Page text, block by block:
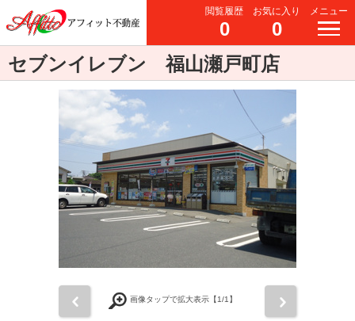
閲覧履歴
0
お気に入り
0
メニュー
セブンイレブン 福山瀬戸町店
画像タップで拡大表示【1/1】